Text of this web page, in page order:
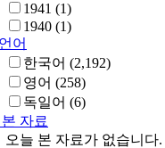
1941 (1)
1940 (1)
어
한국어 (2,192)
영어 (258)
독일어 (6)
자료
오늘 본 자료가 없습니다.